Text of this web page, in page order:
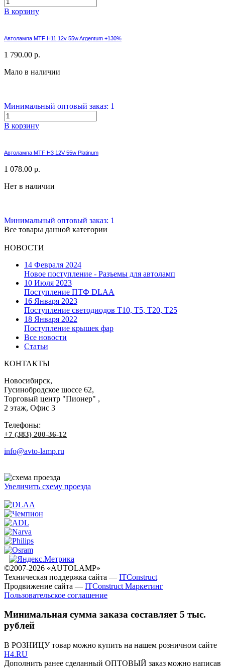
В корзину
Автолампа MTF H11 12v 55w Argentum +130%
1 790.00 р.
Мало в наличии
Минимальный оптовый заказ: 1
В корзину
Автолампа MTF H3 12V 55w Platinum
1 078.00 р.
Нет в наличии
Минимальный оптовый заказ: 1
Все товары данной категории
НОВОСТИ
14 Февраля 2024
Новое поступление - Разъемы для автоламп
10 Июля 2023
Поступление ПТФ DLAA
16 Января 2023
Поступление светодиодов T10, T5, T20, T25
18 Января 2022
Поступление крышек фар
Все новости
Статьи
КОНТАКТЫ
Новосибирск,
Гусинобродское шоссе 62,
Торговый центр "Пионер" ,
2 этаж, Офис 3
Телефоны:
+7 (383) 200-36-12
info@avto-lamp.ru
Увеличить схему проезда
©2007-2026 «AUTOLAMP»
Техническая поддержка сайта — ITConstruct
Продвижение сайта — ITConstruct Маркетинг
Пользовательское соглашение
Минимальная сумма заказа составляет 5 тыс.
рублей
В РОЗНИЦУ товар можно купить на нашем розничном сайте
H4.RU
Дополнить ранее сделанный ОПТОВЫЙ заказ можно написав